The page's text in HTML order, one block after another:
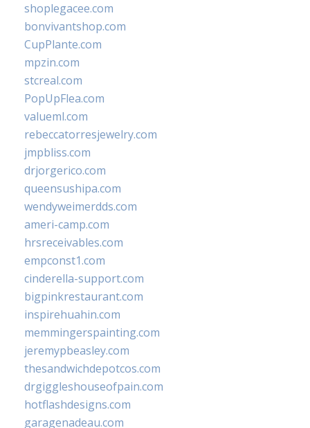
shoplegacee.com
bonvivantshop.com
CupPlante.com
mpzin.com
stcreal.com
PopUpFlea.com
valueml.com
rebeccatorresjewelry.com
jmpbliss.com
drjorgerico.com
queensushipa.com
wendyweimerdds.com
ameri-camp.com
hrsreceivables.com
empconst1.com
cinderella-support.com
bigpinkrestaurant.com
inspirehuahin.com
memmingerspainting.com
jeremypbeasley.com
thesandwichdepotcos.com
drgiggleshouseofpain.com
hotflashdesigns.com
garagenadeau.com